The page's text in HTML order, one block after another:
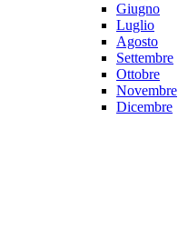
Giugno
Luglio
Agosto
Settembre
Ottobre
Novembre
Dicembre